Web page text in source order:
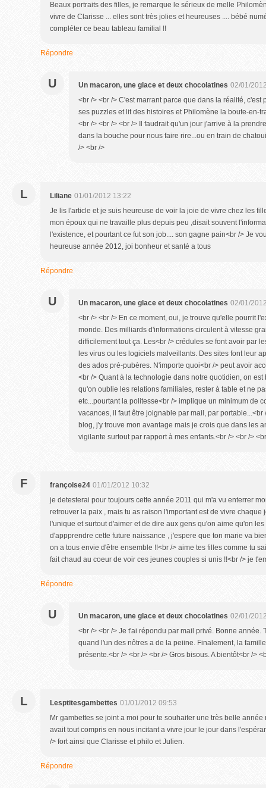
Beaux portraits des filles, je remarque le sérieux de melle
vivre de Clarisse ... elles sont très jolies et heureuses .... bébé
compléter ce beau tableau familial !!
Répondre
U Un macaron, une glace et deux chocolatines 02/01/
<br /> <br /> C'est marrant parce que dans la réalité,
ses puzzles et lit des histoires et Philomène la boute-en-
<br /> <br /> <br /> Il faudrait qu'un jour j'arrive à la
dans la bouche pour nous faire rire...ou en train de
/> <br />
L Liliane 01/01/2012 13:22
Je lis l'article et je suis heureuse de voir la joie de vivre chez les
mon époux qui ne travaille plus depuis peu ,disait souvent
l'existence, et pourtant ce fut son job.... son gagne pain<br /> Je
heureuse année 2012, joi bonheur et santé a tous
Répondre
U Un macaron, une glace et deux chocolatines 02/01/
<br /> <br /> En ce moment, oui, je trouve qu'elle pourrit
monde. Des milliards d'informations circulent à vitesse
difficilement tout ça. Les<br /> crédules se font avoir par
les virus ou les logiciels malveillants. Des sites font leur
des ados pré-pubères. N'importe quoi<br /> peut avoir
<br /> Quant à la technologie dans notre quotidien, on est
qu'on oublie les relations familiales, rester à table et ne
etc...pourtant la politesse<br /> implique un minimum de
vacances, il faut être joignable par mail, par portable...<br
blog, j'y trouve mon avantage mais je crois que dans les
vigilante surtout par rapport à mes enfants.<br /> <br />
F françoise24 01/01/2012 10:32
je detesterai pour toujours cette année 2011 qui m'a vu enterrer
retrouver la paix , mais tu as raison l'important est de vivre chaque
l'unique et surtout d'aimer et de dire aux gens qu'on aime qu'on
d'appprendre cette future naissance , j'espere que ton marie va
on a tous envie d'être ensemble !!<br /> aime tes filles comme tu
fait chaud au coeur de voir ces jeunes couples si unis !!<br /> je
Répondre
U Un macaron, une glace et deux chocolatines 02/01/
<br /> <br /> Je t'ai répondu par mail privé. Bonne année.
quand l'un des nôtres a de la peiine. Finalement, la
présente.<br /> <br /> <br /> Gros bisous. A bientôt<br />
L Lesptitesgambettes 01/01/2012 09:53
Mr gambettes se joint a moi pour te souhaiter une très belle
avait tout compris en nous incitant a vivre jour le jour dans
/> fort ainsi que Clarisse et philo et Julien.
Répondre